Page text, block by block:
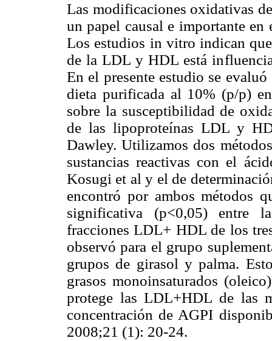
Las modificaciones oxidativas
un papel causal e importante
Los estudios in vitro indican
de la LDL y HDL está
En el presente estudio se
dieta purificada al 10% (p/p)
sobre la susceptibilidad de
de las lipoproteínas LDL y
Dawley. Utilizamos dos
sustancias reactivas con el
Kosugi et al y el de
encontró por ambos métodos
significativa (p<0,05) entre
fracciones LDL+ HDL de los
observó para el grupo
grupos de girasol y palma.
grasos monoinsaturados
protege las LDL+HDL de las
concentración de AGPI
2008;21 (1): 20-24.